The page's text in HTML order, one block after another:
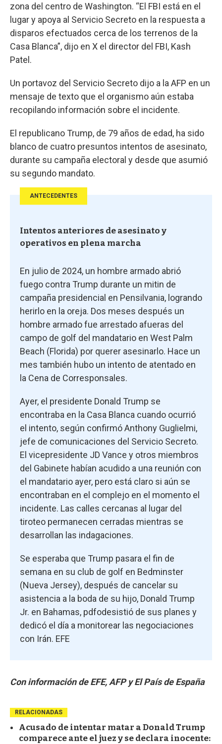
zona del centro de Washington. “El FBI está en el
lugar y apoya al Servicio Secreto en la respuesta a
disparos efectuados cerca de los terrenos de la
Casa Blanca”, dijo en X el director del FBI, Kash
Patel.
Un portavoz del Servicio Secreto dijo a la AFP en un
mensaje de texto que el organismo aún estaba
recopilando información sobre el incidente.
El republicano Trump, de 79 años de edad, ha sido
blanco de cuatro presuntos intentos de asesinato,
durante su campaña electoral y desde que asumió
su segundo mandato.
ANTECEDENTES
Intentos anteriores de asesinato y
operativos en plena marcha
En julio de 2024, un hombre armado abrió
fuego contra Trump durante un mitin de
campaña presidencial en Pensilvania, logrando
herirlo en la oreja. Dos meses después un
hombre armado fue arrestado afueras del
campo de golf del mandatario en West Palm
Beach (Florida) por querer asesinarlo. Hace un
mes también hubo un intento de atentado en
la Cena de Corresponsales.
Ayer, el presidente Donald Trump se
encontraba en la Casa Blanca cuando ocurrió
el intento, según confirmó Anthony Guglielmi,
jefe de comunicaciones del Servicio Secreto.
El vicepresidente JD Vance y otros miembros
del Gabinete habían acudido a una reunión con
el mandatario ayer, pero está claro si aún se
encontraban en el complejo en el momento el
incidente. Las calles cercanas al lugar del
tiroteo permanecen cerradas mientras se
desarrollan las indagaciones.
Se esperaba que Trump pasara el fin de
semana en su club de golf en Bedminster
(Nueva Jersey), después de cancelar su
asistencia a la boda de su hijo, Donald Trump
Jr. en Bahamas, pdfodesistió de sus planes y
dedicó el día a monitorear las negociaciones
con Irán. EFE
Con información de EFE, AFP y El País de España
RELACIONADAS
Acusado de intentar matar a Donald Trump
comparece ante el juez y se declara inocente: